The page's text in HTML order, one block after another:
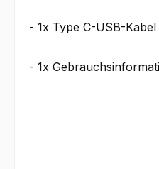
- 1x Type C-USB-Kabel
- 1x